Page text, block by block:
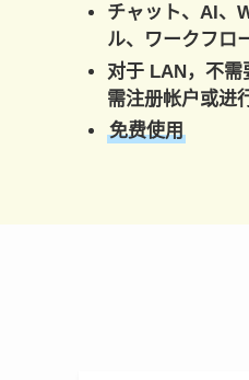
チャット、AI、
ル、ワークフロ
对于 LAN，不需
需注册帐户或进
免费使用